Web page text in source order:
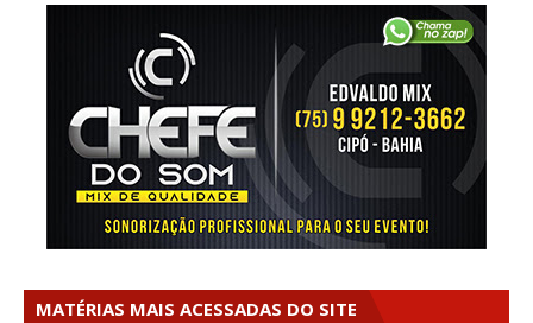
MATÉRIAS MAIS ACESSADAS DO SITE